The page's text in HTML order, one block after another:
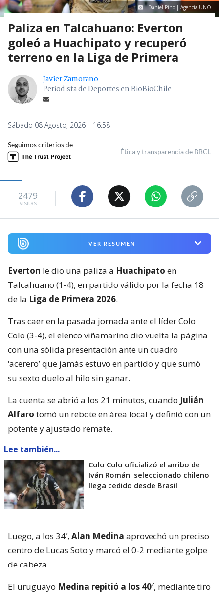
Daniel Pino | Agencia UNO
Paliza en Talcahuano: Everton
goleó a Huachipato y recuperó
terreno en la Liga de Primera
Javier Zamorano
Periodista de Deportes en BioBioChile
Sábado 08 Agosto, 2026 | 16:58
Seguimos criterios de
Ética y transparencia de BBCL
2479
visitas
VER RESUMEN
Everton le dio una paliza a Huachipato en
Talcahuano (1-4), en partido válido por la fecha 18
de la Liga de Primera 2026.
Tras caer en la pasada jornada ante el líder Colo
Colo (3-4), el elenco viñamarino dio vuelta la página
con una sólida presentación ante un cuadro
‘acerero’ que jamás estuvo en partido y que sumó
su sexto duelo al hilo sin ganar.
La cuenta se abrió a los 21 minutos, cuando Julián
Alfaro tomó un rebote en área local y definió con un
potente y ajustado remate.
Lee también...
Colo Colo oficializó el arribo de
Iván Román: seleccionado chileno
llega cedido desde Brasil
Luego, a los 34′, Alan Medina aprovechó un preciso
centro de Lucas Soto y marcó el 0-2 mediante golpe
de cabeza.
El uruguayo Medina repitió a los 40′, mediante tiro